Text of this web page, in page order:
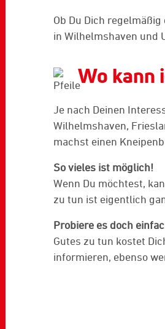
Ob Du Dich
in Wilhelmshaven und
Wo kann
Je nach Deinen
Wilhelmshaven,
machst einen
So vieles ist möglich!
Wenn Du möchtest,
zu tun ist eigentlich
Probiere es doch
Gutes zu tun kostet
informieren, ebenso